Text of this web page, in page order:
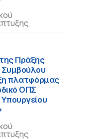
Πράξης
πλατφόρμας
ΟΠΣ